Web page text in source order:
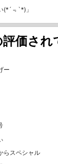
(*´﹃`*) 」
価され
ー
らスペシャル